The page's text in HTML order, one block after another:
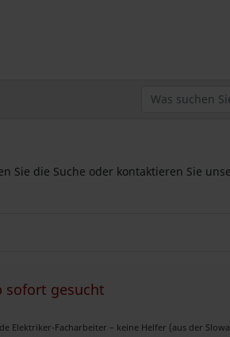
Sie die Suche oder kontaktieren Sie
sofort gesucht
Elektriker-Facharbeiter – keine Helfer (aus der